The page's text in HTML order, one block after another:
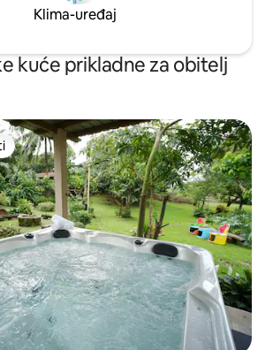
Klima-uređaj
kuće prikladne za obitelj
s oznakom „Odabrali gosti”